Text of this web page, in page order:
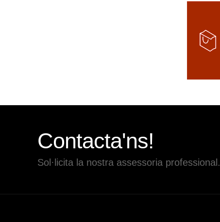
Contacta'ns!
Sol·licita la nostra assessoria professional.